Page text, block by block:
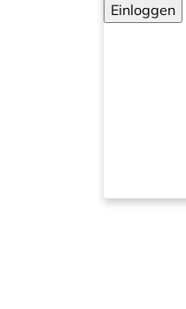
Einloggen